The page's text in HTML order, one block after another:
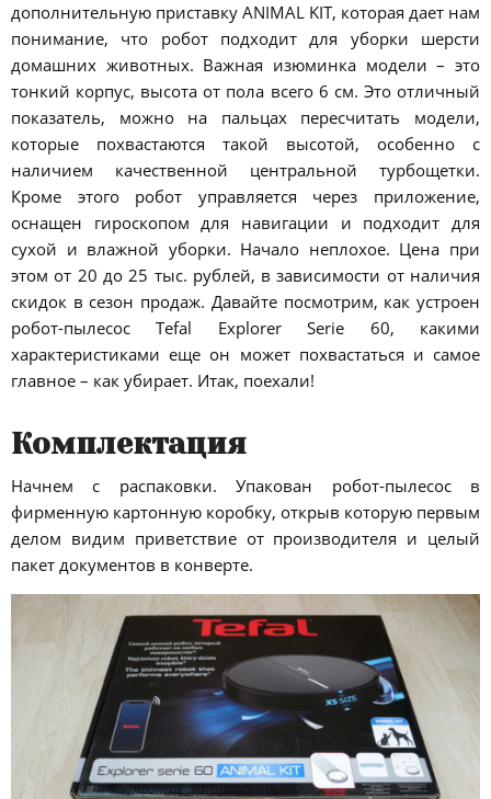
дополнительную приставку ANIMAL KIT, которая дает нам
понимание, что робот подходит для уборки шерсти
домашних животных. Важная изюминка модели – это
тонкий корпус, высота от пола всего 6 см. Это отличный
показатель, можно на пальцах пересчитать модели,
которые похвастаются такой высотой, особенно с
наличием качественной центральной турбощетки.
Кроме этого робот управляется через приложение,
оснащен гироскопом для навигации и подходит для
сухой и влажной уборки. Начало неплохое. Цена при
этом от 20 до 25 тыс. рублей, в зависимости от наличия
скидок в сезон продаж. Давайте посмотрим, как устроен
робот-пылесос Tefal Explorer Serie 60, какими
характеристиками еще он может похвастаться и самое
главное – как убирает. Итак, поехали!
Комплектация
Начнем с распаковки. Упакован робот-пылесос в
фирменную картонную коробку, открыв которую первым
делом видим приветствие от производителя и целый
пакет документов в конверте.